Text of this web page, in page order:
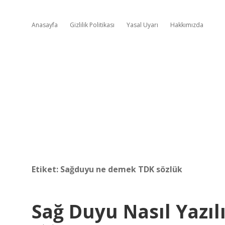
Anasayfa Gizlilik Politikası Yasal Uyarı Hakkımızda
Etiket: Sağduyu ne demek TDK sözlük
Sağ Duyu Nasıl